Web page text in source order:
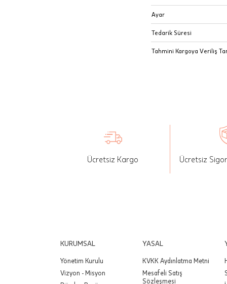
Ayar
Tedarik Süresi
Tahmini Kargoya Veriliş
Ücretsiz Kargo Ücretsiz
KURUMSAL
Yönetim Kurulu
Vizyon - Misyon
YASAL
KVKK Aydınlatma Metni
Mesafeli Satış
Sözleşmesi
İptal:
seçilen
Önemli:
Önemli: